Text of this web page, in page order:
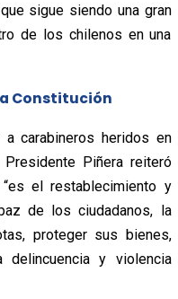
sigue siendo una gran
de los chilenos en una
Constitución
carabineros heridos en
Piñera reiteró
el restablecimiento y
de los ciudadanos, la
proteger sus bienes,
y violencia